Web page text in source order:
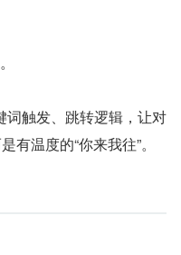
词触发、跳转逻辑，让对
有温度的“你来我往”。